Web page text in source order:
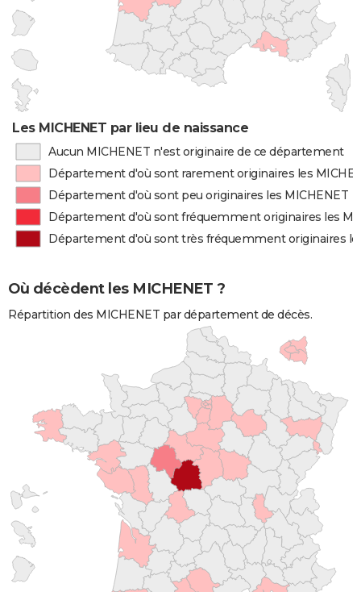
Les MICHENET par lieu de naissance
Aucun MICHENET n'est originaire de ce département
Département d'où sont rarement originaires les
Département d'où sont peu originaires les MICHENET
Département d'où sont fréquemment originaires les
Département d'où sont très fréquemment originaires
Où décèdent les MICHENET ?
Répartition des MICHENET par département de décès.